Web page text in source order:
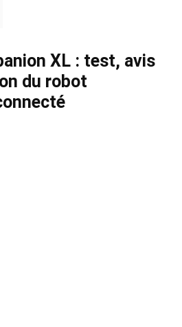
XL : test, avis
du robot